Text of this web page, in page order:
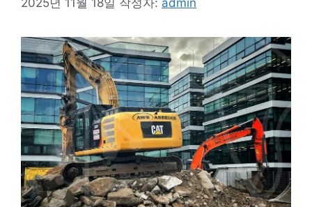
2025년 11월 18일 작성자: admin